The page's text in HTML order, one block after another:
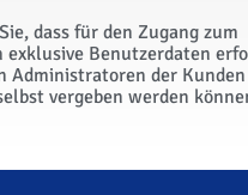
dass für den Zugang zum
exklusive Benutzerdaten
Administratoren der
vergeben werden